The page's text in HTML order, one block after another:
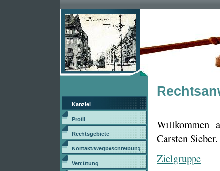
Kanzlei
Profil
Rechtsgebiete
Kontakt/Wegbeschreibung
Vergütung
Willkommen
Carsten Sieber.
Zielgruppe